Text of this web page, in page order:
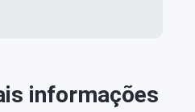
informações